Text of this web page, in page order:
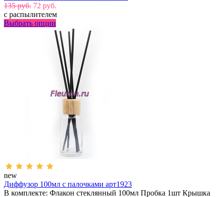
135 руб. 72 руб.
с распылителем
Выбрать опции
new
Диффузор 100мл с палочками арт1923
В комплекте: Флакон стеклянный 100мл Пробка 1шт Крышка